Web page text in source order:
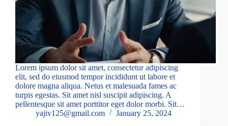
Lorem ipsum dolor sit amet, consectetur adipiscing
elit, sed do eiusmod tempor incididunt ut labore et
dolore magna aliqua. Netus et malesuada fames ac
turpis egestas. Sit amet nisl suscipit adipiscing. A
pellentesque sit amet porttitor eget dolor morbi. Sit…
yajiv125@gmail.com
January 25, 2024